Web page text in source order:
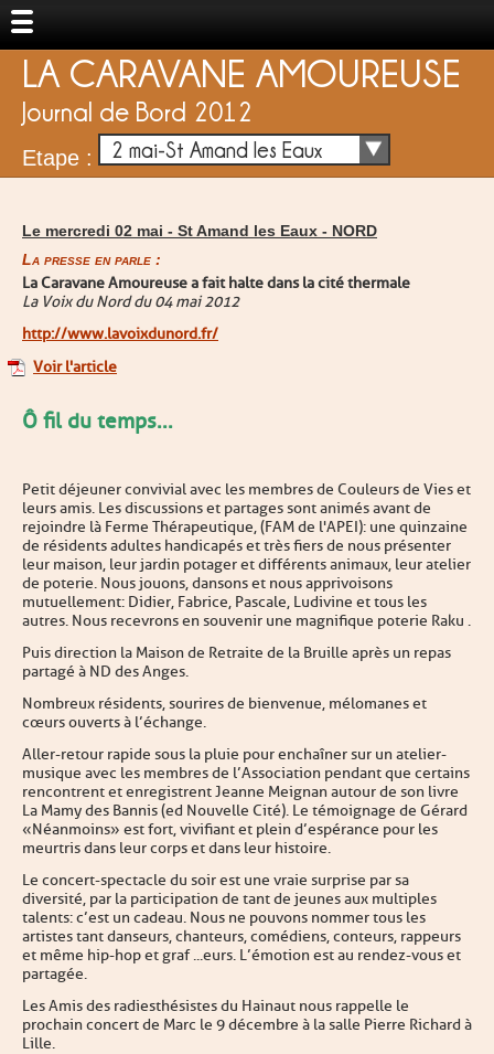
LA CARAVANE AMOUREUSE
Journal de Bord 2012
Etape : 2 mai-St Amand les Eaux
Le mercredi 02 mai - St Amand les Eaux - NORD
La presse en parle :
La Caravane Amoureuse a fait halte dans la cité thermale
La Voix du Nord du 04 mai 2012
http://www.lavoixdunord.fr/
Voir l'article
Ô fil du temps...
Petit déjeuner convivial avec les membres de Couleurs de Vies et
leurs amis. Les discussions et partages sont animés avant de
rejoindre là Ferme Thérapeutique, (FAM de l'APEI): une quinzaine
de résidents adultes handicapés et très fiers de nous présenter
leur maison, leur jardin potager et différents animaux, leur atelier
de poterie. Nous jouons, dansons et nous apprivoisons
mutuellement : Didier, Fabrice, Pascale, Ludivine et tous les
autres. Nous recevrons en souvenir une magnifique poterie Raku .
Puis direction la Maison de Retraite de la Bruille après un repas
partagé à ND des Anges.
Nombreux résidents, sourires de bienvenue, mélomanes et
cœurs ouverts à l’échange.
Aller-retour rapide sous la pluie pour enchaîner sur un atelier-
musique avec les membres de l’Association pendant que certains
rencontrent et enregistrent Jeanne Meignan autour de son livre
La Mamy des Bannis (ed Nouvelle Cité). Le témoignage de Gérard
« Néanmoins » est fort, vivifiant et plein d’espérance pour les
meurtris dans leur corps et dans leur histoire.
Le concert-spectacle du soir est une vraie surprise par sa
diversité, par la participation de tant de jeunes aux multiples
talents : c’est un cadeau. Nous ne pouvons nommer tous les
artistes tant danseurs, chanteurs, comédiens, conteurs, rappeurs
et même hip-hop et graf ...eurs. L’émotion est au rendez-vous et
partagée.
Les Amis des radiesthésistes du Hainaut nous rappelle le
prochain concert de Marc le 9 décembre à la salle Pierre Richard à
Lille.